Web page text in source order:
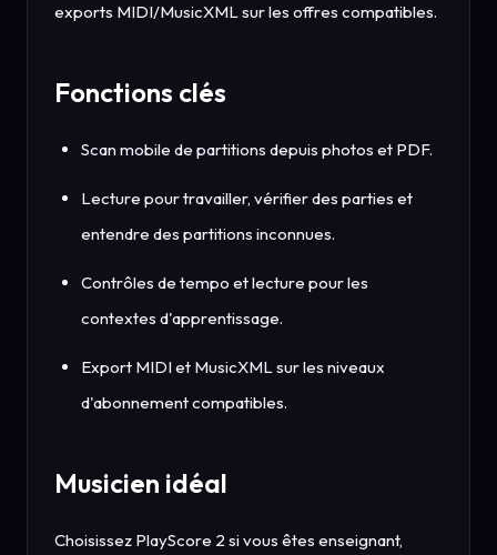
exports MIDI/MusicXML sur les offres compatibles.
Fonctions clés
Scan mobile de partitions depuis photos et PDF.
Lecture pour travailler, vérifier des parties et
entendre des partitions inconnues.
Contrôles de tempo et lecture pour les
contextes d'apprentissage.
Export MIDI et MusicXML sur les niveaux
d'abonnement compatibles.
Musicien idéal
Choisissez PlayScore 2 si vous êtes enseignant,